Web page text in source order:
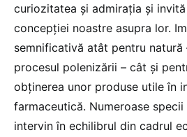
curiozitatea şi admiraţia şi
concepţiei noastre asupra lor.
semnificativă atât pentru natură
procesul polenizării – cât şi
obţinerea unor produse utile în
farmaceutică. Numeroase
intervin în echilibrul din cadrul